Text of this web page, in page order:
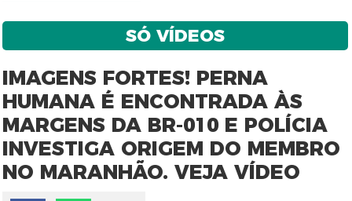
SÓ VÍDEOS
IMAGENS FORTES! PERNA
HUMANA É ENCONTRADA ÀS
MARGENS DA BR-010 E POLÍCIA
INVESTIGA ORIGEM DO MEMBRO
NO MARANHÃO. VEJA VÍDEO